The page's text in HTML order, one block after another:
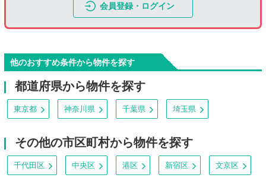
会員登録・ログイン
他のおすすめ条件から物件を探す
都道府県から物件を探す
東京都 神奈川県 千葉県 埼玉県
その他の市区町村から物件を探す
千代田区 中央区 港区 新宿区 文京区